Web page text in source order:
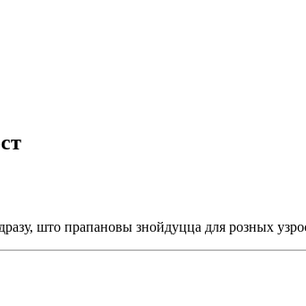
што прапановы знойдуцца для розных